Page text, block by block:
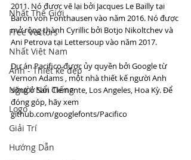
Nhất Thế Giới
Free Vectors
Nhất Việt Nam
Ảnh - Thiết kế đẹp
Người Nổi Tiếng
Logo
Giải Trí
Hướng Dẫn
2011. Nó được vẽ lại bởi Jacques Le Bailly tại
Baron von Fonthausen vào năm 2016. Nó được
mở rộng thành Cyrillic bởi Botjo Nikoltchev và
Ani Petrova tại Lettersoup vào năm 2017.
Dự án Pacifico được ủy quyền bởi Google từ
Vernon Adams , một nhà thiết kế người Anh
sống ở San Clemente, Los Angeles, Hoa Kỳ. Để
đóng góp, hãy xem
github.com/googlefonts/Pacifico